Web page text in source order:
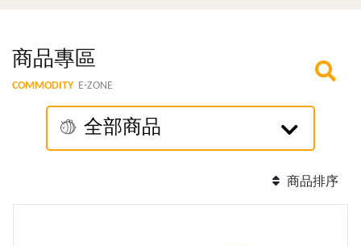
商品專區
COMMODITY E-ZONE
全部商品
商品排序